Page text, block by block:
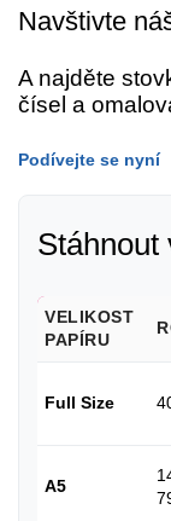
Navštivte
A najděte
čísel a
Podívejte se nyní
Stáhnout
VELIKOST
PAPÍRU
Full Size
A5